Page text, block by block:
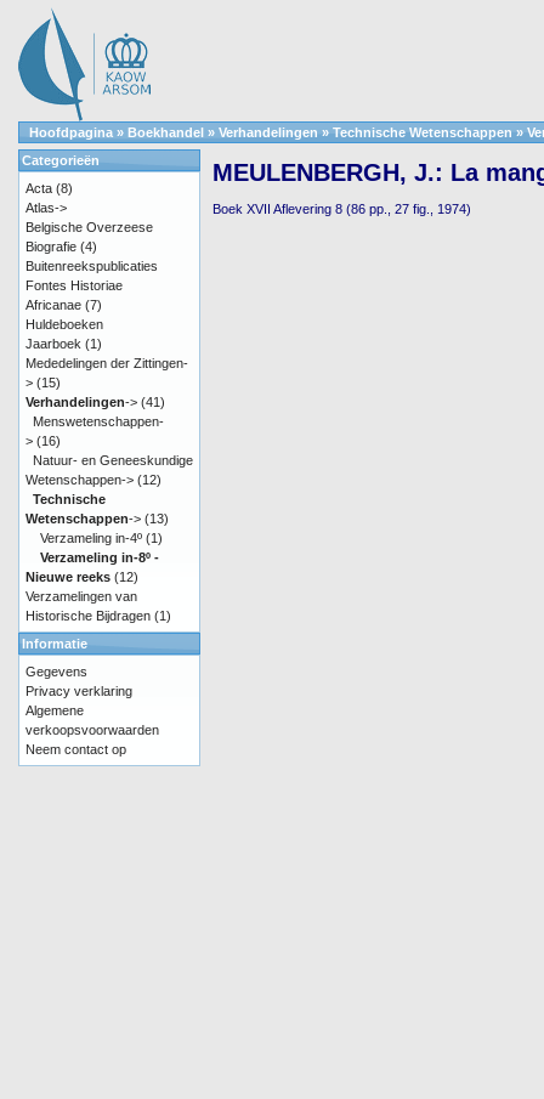
Hoofdpagina » Boekhandel » Verhandelingen » Technische Wetenschappen »
MEULENBERGH, J.: La
Boek XVII Aflevering 8 (86 pp., 27 fig., 1974)
Categorieën
Acta (8)
Atlas->
Belgische Overzeese
Biografie (4)
Buitenreekspublicaties
Fontes Historiae
Africanae (7)
Huldeboeken
Jaarboek (1)
Mededelingen der Zittingen-
> (15)
Verhandelingen-> (41)
Menswetenschappen-
> (16)
Natuur- en Geneeskundige
Wetenschappen-> (12)
Technische
Wetenschappen-> (13)
Verzameling in-4º (1)
Verzameling in-8º -
Nieuwe reeks (12)
Verzamelingen van
Historische Bijdragen (1)
Informatie
Gegevens
Privacy verklaring
Algemene
verkoopsvoorwaarden
Neem contact op